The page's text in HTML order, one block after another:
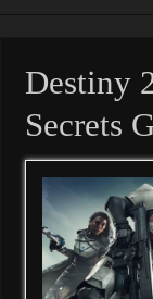
Destiny
Secrets